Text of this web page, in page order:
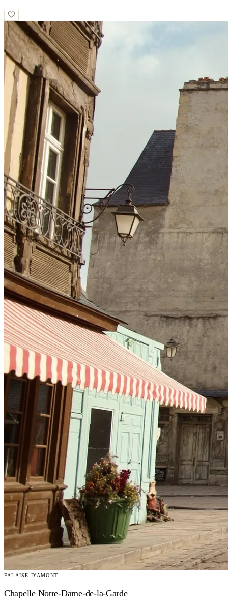
FALAISE D'AMONT
Chapelle Notre-Dame-de-la-Garde